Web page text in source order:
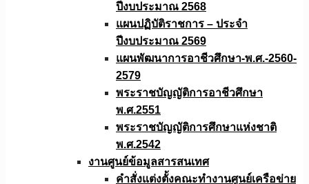
ปีงบประมาณ 2568
แผนปฏิบัติราชการ – ประจำ
ปีงบประมาณ 2569
แผนพัฒนาการอาชีวศึกษา-พ.ศ.-2560-
2579
พระราชบัญญัติการอาชีวศึกษา
พ.ศ.2551
พระราชบัญญัติการศึกษาแห่งชาติ
พ.ศ.2542
งานศูนย์ข้อมูลสารสนเทศ
คำสั่งแต่งตั้งคณะทำงานศูนย์เครือข่าย